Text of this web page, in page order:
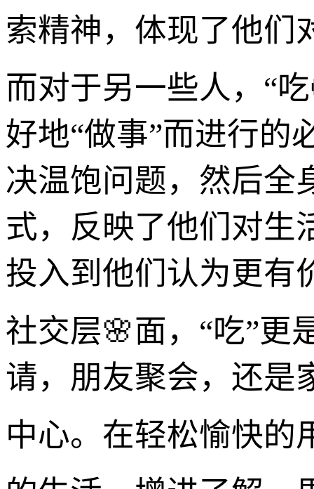
索精神，体现了他们
而对于另一些人，“
好地“做事”而进行的
决温饱问题，然后全
式，反映了他们对生
投入到他们认为更有
社交层🌸面，“吃”更
请，朋友聚会，还是
中心。在轻松愉快的